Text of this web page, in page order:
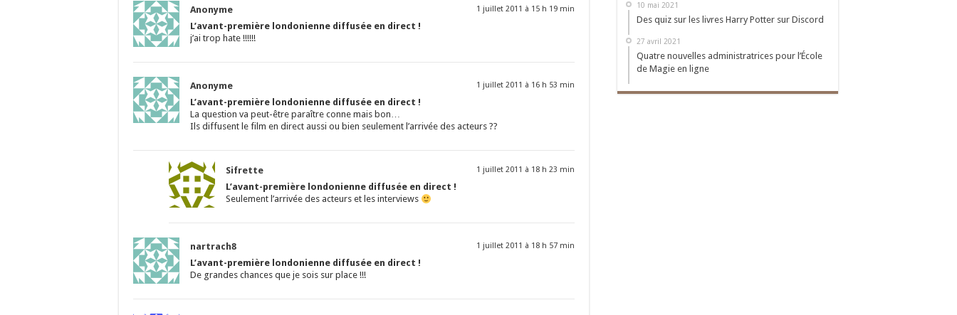
Anonyme 1 juillet 2011 à 15 h 19 min
L’avant-première londonienne diffusée en direct !
j’ai trop hate !!!!!!
Anonyme 1 juillet 2011 à 16 h 53 min
L’avant-première londonienne diffusée en direct !
La question va peut-être paraître conne mais bon…
Ils diffusent le film en direct aussi ou bien seulement l’arrivée des acteurs ??
Sifrette 1 juillet 2011 à 18 h 23 min
L’avant-première londonienne diffusée en direct !
Seulement l’arrivée des acteurs et les interviews
nartrach8 1 juillet 2011 à 18 h 57 min
L’avant-première londonienne diffusée en direct !
De grandes chances que je sois sur place !!!
10 mai 2021
Des quiz sur les livres Harry Potter sur Discord
27 avril 2021
Quatre nouvelles administratrices pour l’École
de Magie en ligne